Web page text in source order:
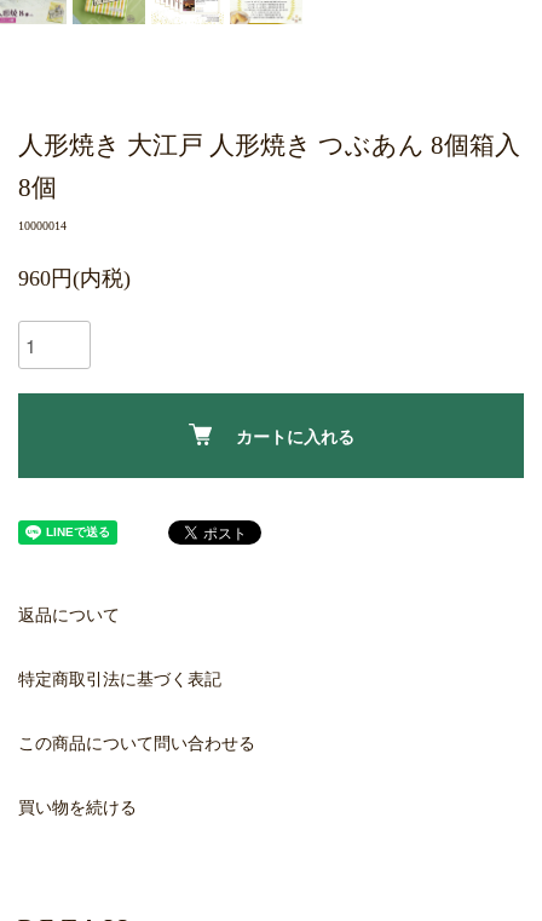
人形焼き 大江戸 人形焼き つぶあん 8個箱入
8個
10000014
960円(内税)
カートに入れる
返品について
特定商取引法に基づく表記
この商品について問い合わせる
買い物を続ける